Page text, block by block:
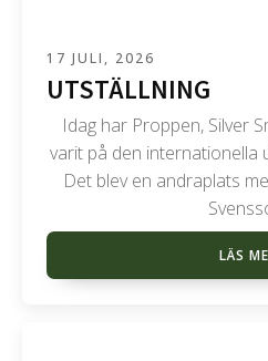
17 JULI, 2026
UTSTÄLLNING
Idag har Proppen, Silver
varit på den internationella
Det blev en andraplats
LÄS